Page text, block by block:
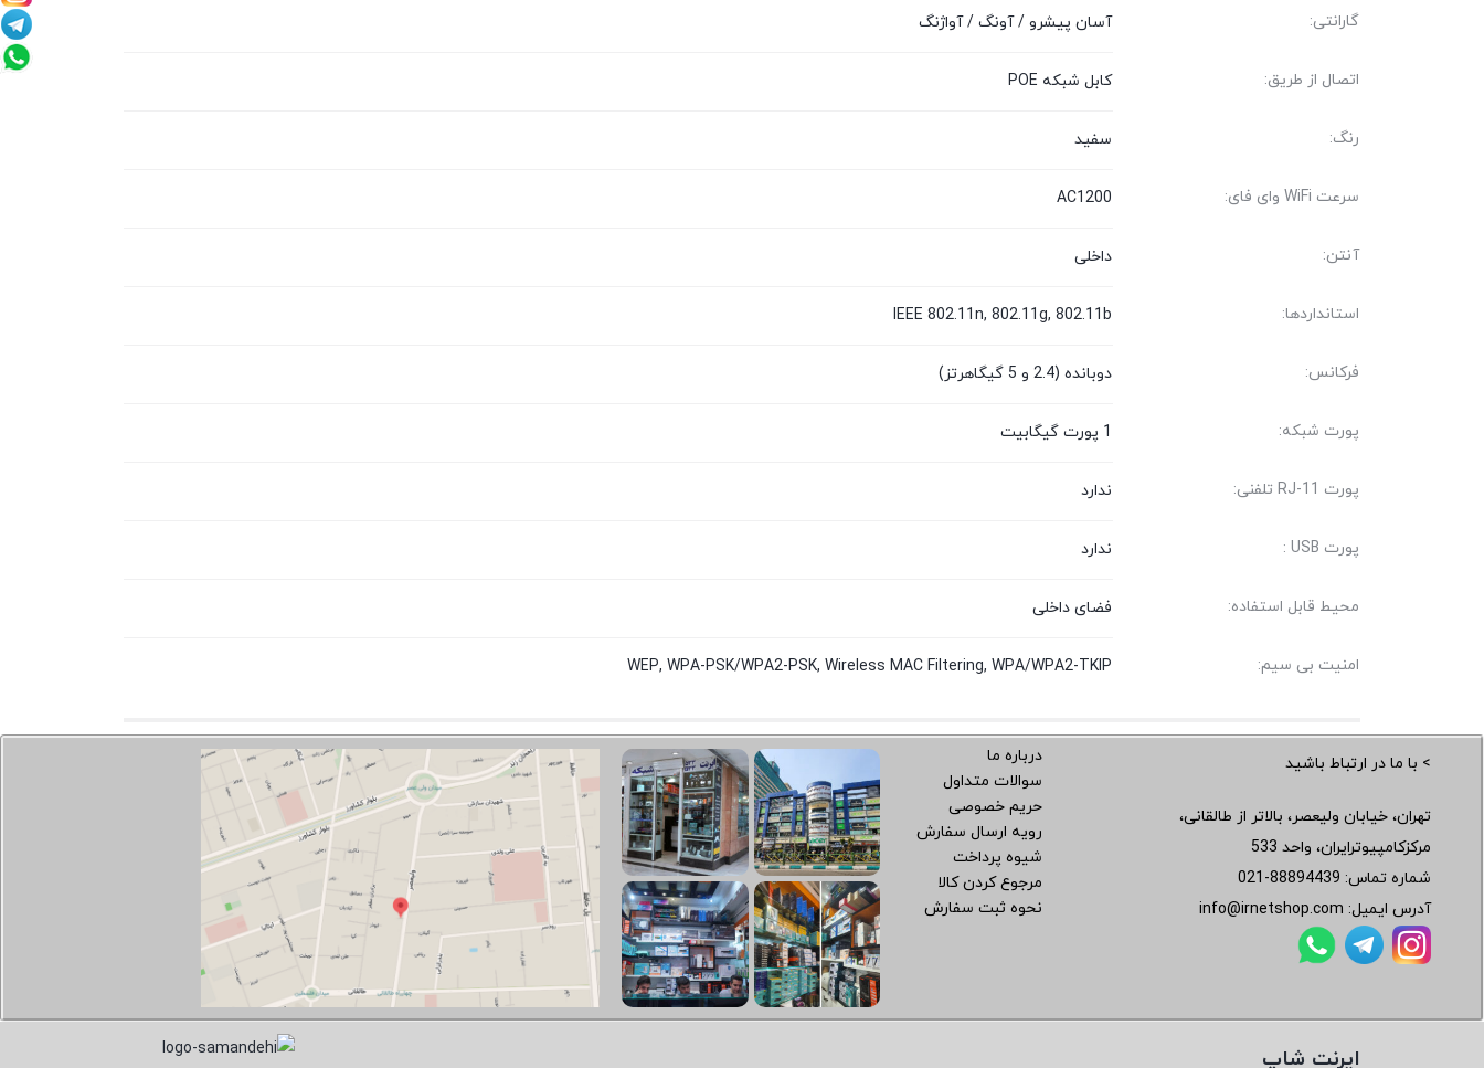
گارانتی: آسان پیشرو / آونگ / آواژنگ
اتصال از طریق: کابل شبکه POE
رنگ: سفید
سرعت WiFi وای فای: AC1200
آنتن: داخلی
استانداردها: IEEE 802.11n, 802.11g, 802.11b
فرکانس: دوبانده (2.4 و 5 گیگاهرتز)
پورت شبکه: 1 پورت گیگابیت
پورت RJ-11 تلفنی: ندارد
پورت USB : ندارد
محیط قابل استفاده: فضای داخلی
امنیت بی سیم: WEP, WPA-PSK/WPA2-PSK, Wireless MAC Filtering, WPA/WPA2-TKIP
> با ما در ارتباط باشید
تهران، خیابان ولیعصر، بالاتر از طالقانی،
مرکزکامپیوترایران، واحد 533
شماره تماس: 021-88894439
آدرس ایمیل: info@irnetshop.com
درباره ما
سوالات متداول
حریم خصوصی
رویه ارسال سفارش
شیوه پرداخت
مرجوع کردن کالا
نحوه ثبت سفارش
ایرنت شاپ